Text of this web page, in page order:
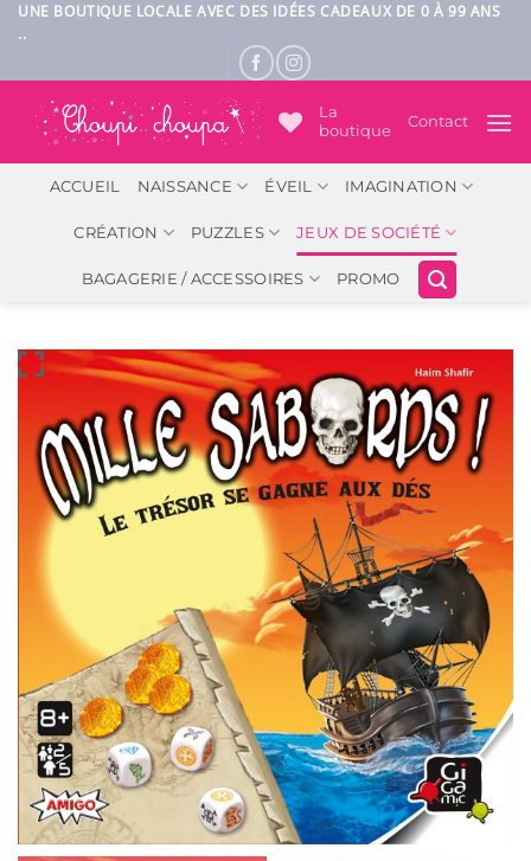
Passer
au
UNE BOUTIQUE LOCALE AVEC DES IDÉES CADEAUX DE 0 À 99 ANS
..
La
boutique
Contact
ACCUEIL NAISSANCE ÉVEIL IMAGINATION
CRÉATION PUZZLES JEUX DE SOCIÉTÉ
BAGAGERIE / ACCESSOIRES PROMO